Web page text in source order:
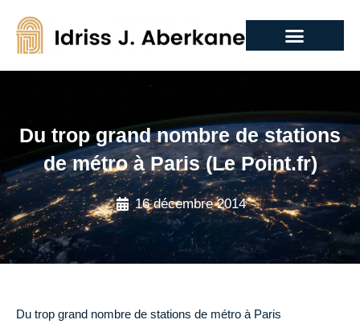
Du trop grand nombre de stations
de métro à Paris (Le Point.fr)
16 décembre 2014
Du trop grand nombre de stations de métro à Paris